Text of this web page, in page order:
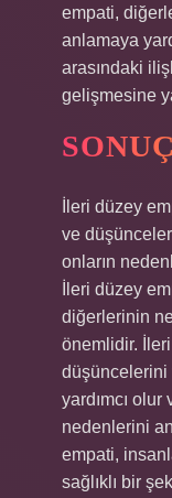
empati,
anlamaya
arasındaki
gelişmesine
SONUÇ
İleri düzey
ve
onların
İleri düzey
diğerlerinin
önemlidir.
düşüncelerini
yardımcı
nedenlerini
empati,
sağlıklı bir